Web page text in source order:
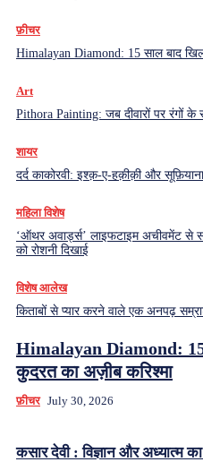
फ़ीचर
Himalayan Diamond: 15 साल बाद
Art
Pithora Painting: जब दीवारों पर रंगों
शायर
दर्द काकोरवी: इश्क़-ए-हक़ीक़ी और
महिला विशेष
‘ऑथर अवार्ड्स’ लाइफटाइम अचीवमेंट से
को रोशनी दिखाई
विशेष आलेख
किताबों से प्यार करने वाले एक अनपढ़
Himalayan Diamond: 15
कुदरत का अज़ीब करिश्मा
फ़ीचर July 30, 2026
कसार देवी : विज्ञान और अध्यात्म